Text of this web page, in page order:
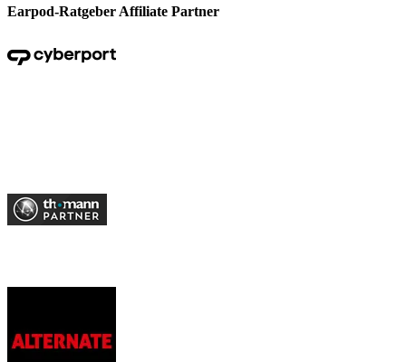
Earpod-Ratgeber Affiliate Partner